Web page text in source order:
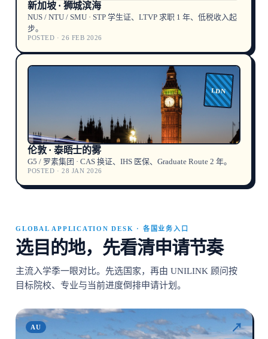
新加坡 · 狮城滨海
NUS / NTU / SMU · STP 学生证、LTVP 求职 1 年、低税收入起
步。
POSTED · 26 FEB 2026
LDN
伦敦 · 泰晤士的雾
G5 / 罗素集团 · CAS 换证、IHS 医保、Graduate Route 2 年。
POSTED · 28 JAN 2026
GLOBAL APPLICATION DESK · 各国业务入口
选目的地，先看清申请节奏
主流入学季一眼对比。先选国家，再由 UNILINK 顾问按
目标院校、专业与当前进度倒排申请计划。
AU ↗